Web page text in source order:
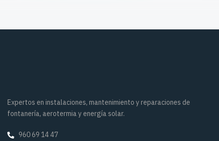
Expertos en instalaciones, mantenimiento y reparaciones de
fontanería, aerotermia y energía solar.
960 69 14 47